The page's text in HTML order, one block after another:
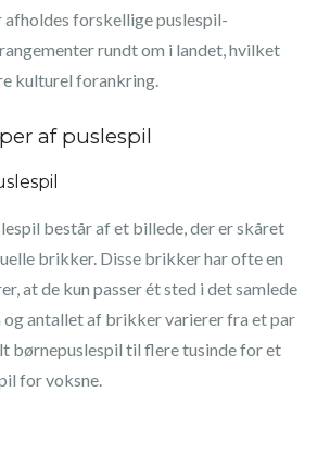
afholdes forskellige puslespil-
rundt om i landet, hvilket
kulturel forankring.
af puslespil
består af et billede, der er skåret
brikker. Disse brikker har ofte en
at de kun passer ét sted i det samlede
og antallet af brikker varierer fra et par
børnepuslespil til flere tusinde for et
for voksne.